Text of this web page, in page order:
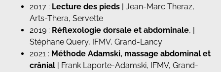
2017 : Lecture des pieds | Jean-Marc Theraz,
Arts-Thera, Servette
2019 : Réflexologie dorsale et abdominale, |
Stéphane Query, IFMV, Grand-Lancy
2021 : Méthode Adamski, massage abdominal et
crânial | Frank Laporte-Adamski, IFMV, Grand-